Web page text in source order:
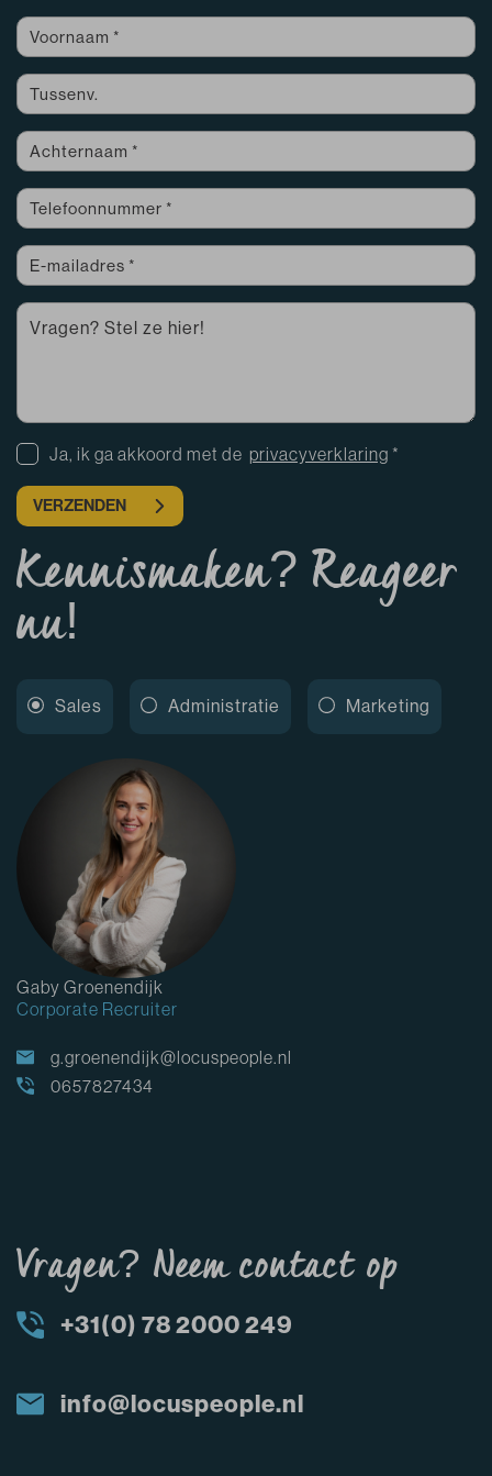
Ja, ik ga akkoord met de privacyverklaring *
VERZENDEN
Kennismaken? Reageer
nu!
Sales Administratie Marketing
Gaby Groenendijk
Corporate Recruiter
g.groenendijk@locuspeople.nl
0657827434
Vragen? Neem contact op
+31(0) 78 2000 249
info@locuspeople.nl